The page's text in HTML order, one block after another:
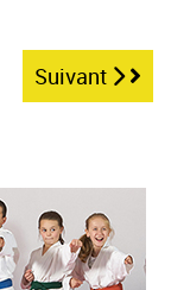
Suivant